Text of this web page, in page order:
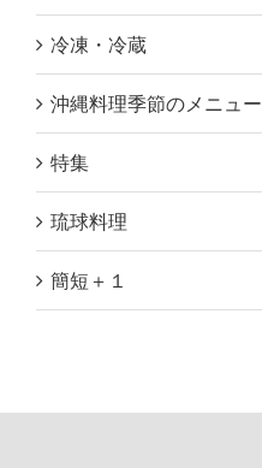
冷凍・冷蔵
沖縄料理季節のメニュー
特集
琉球料理
簡短＋１